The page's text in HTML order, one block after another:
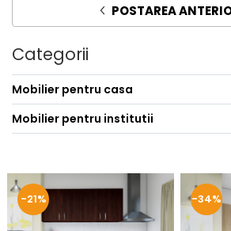
POSTAREA
Categorii
Mobilier pentru casa
Mobilier pentru institutii
-21% -34%